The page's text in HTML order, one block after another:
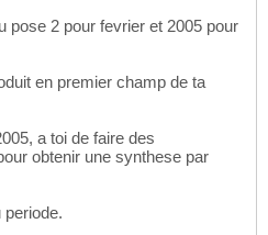
pose 2 pour fevrier et 2005 pour
en premier champ de ta
a toi de faire des
obtenir une synthese par